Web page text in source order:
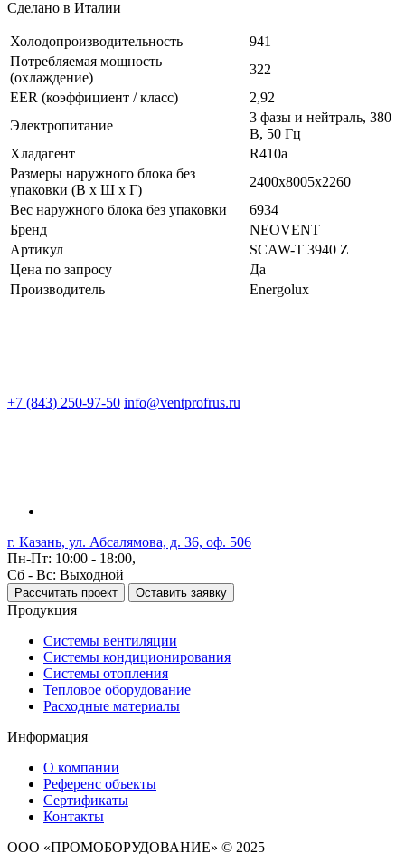
Сделано в Италии
Холодопроизводительность
941
Потребляемая мощность
(охлаждение)
322
EER (коэффициент / класс)
2,92
Электропитание
3 фазы и нейтраль, 380
В, 50 Гц
Хладагент
R410a
Размеры наружного блока без
упаковки (В х Ш х Г)
2400x8005x2260
Вес наружного блока без упаковки
6934
Бренд
NEOVENT
Артикул
SCAW-T 3940 Z
Цена по запросу
Да
Производитель
Energolux
+7 (843) 250-97-50 info@ventprofrus.ru
г. Казань, ул. Абсалямова, д. 36, оф. 506
Пн-Пт: 10:00 - 18:00,
Сб - Вс: Выходной
Рассчитать проект Оставить заявку
Продукция
Системы вентиляции
Системы кондиционирования
Системы отопления
Тепловое оборудование
Расходные материалы
Информация
О компании
Референс объекты
Сертификаты
Контакты
ООО «ПРОМОБОРУДОВАНИЕ» © 2025